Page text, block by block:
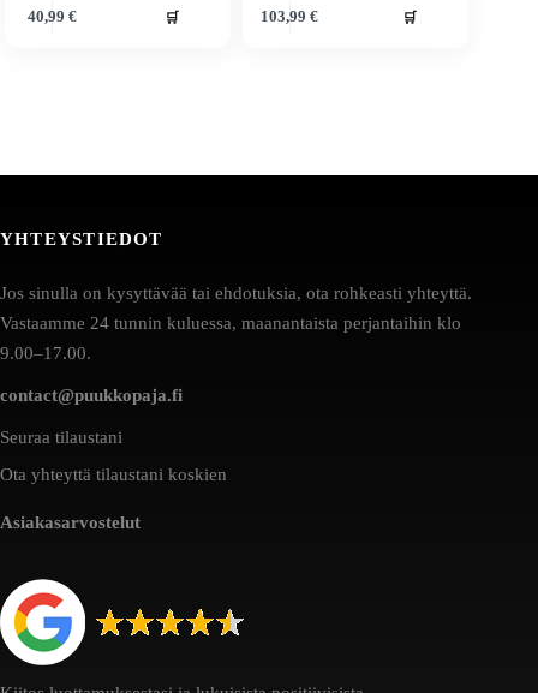
40,99 € 🛒 103,99€ 🛒
YHTEYSTIEDOT
Jos sinulla on kysyttävää tai ehdotuksia, ota rohkeasti yhteyttä.
Vastaamme 24 tunnin kuluessa, maanantaista perjantaihin klo
9.00–17.00.
contact@puukkopaja.fi
Seuraa tilaustani
Ota yhteyttä tilaustani koskien
Asiakasarvostelut